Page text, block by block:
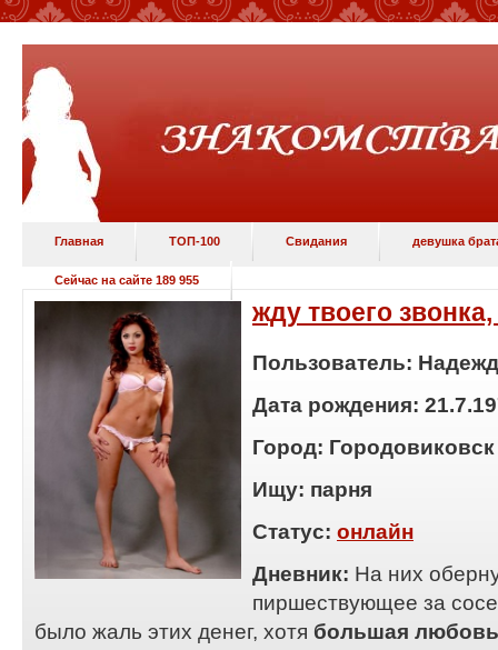
Главная ТОП-100 Свидания девушка
Сейчас на сайте 189 955
жду твоего
Пользователь:
Дата рождения:
Город: Городовиковск
Ищу: парня
Статус: онлайн
Дневник: На них
пиршествующее за
было жаль этих денег, хотя большая